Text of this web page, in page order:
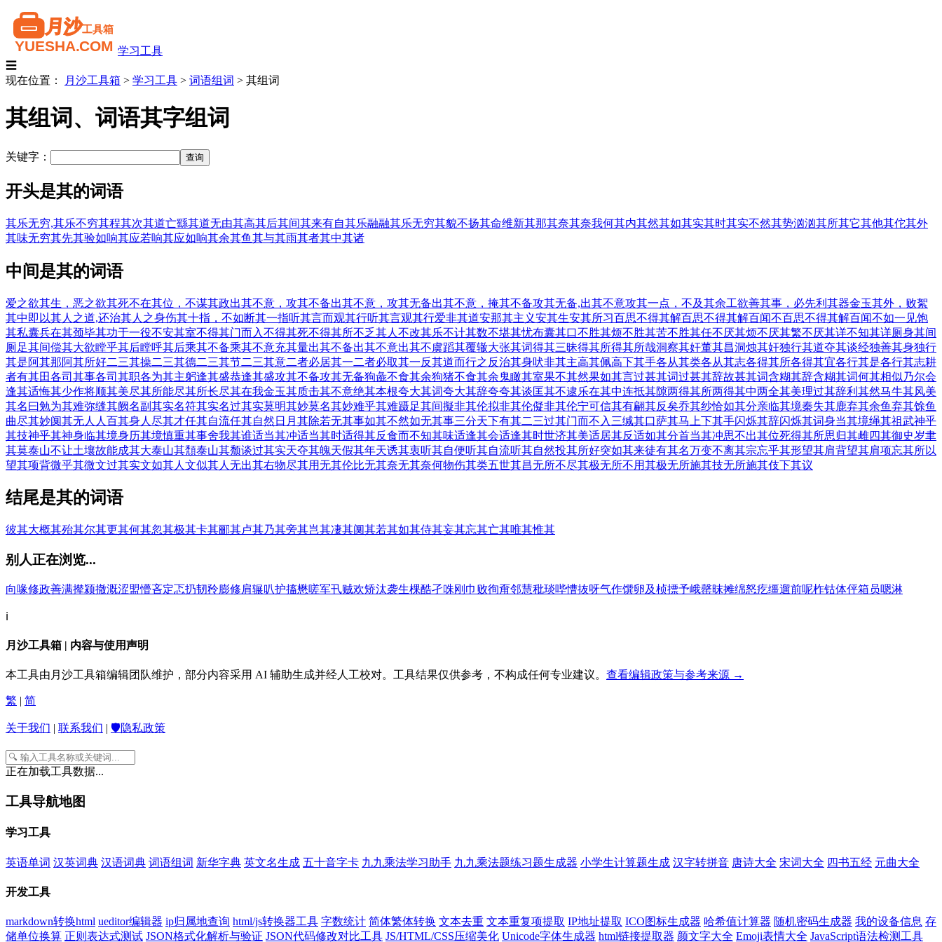
学习工具
☰
现在位置：
月沙工具箱 > 学习工具 > 词语组词 > 其组词
其组词、词语其字组词
关键字：
开头是其的词语
其乐无穷,其乐不穷其程其次其道亡繇其道无由其高其后其间其来有自其乐融融其乐无穷其貌不扬其命维新其那其奈其奈我何其内其然其如其实其时其实不然其势汹汹其所其它其他其佗其外
其味无穷其先其验如响其应若响其应如响其余其鱼其与其雨其者其中其诸
中间是其的词语
爱之欲其生，恶之欲其死不在其位，不谋其政出其不意，攻其不备出其不意，攻其无备出其不意，掩其不备攻其无备,出其不意攻其一点，不及其余工欲善其事，必先利其器金玉其外，败絮
其中 即以其人之道,还治其人之身伤其十指，不如断其一指听其言而观其行听其言观其行爱非其道安那其主义安其生安其所习百思不得其解百思不得其解百闻不百思不得其解百闻不如一见饱
其私囊兵在其颈毕其功于一役不安其室不得其门而入不得其死不得其所不乏其人 不改其乐不计其数不堪其忧布囊其口不胜其烦不胜其苦不胜其任不厌其烦不厌其繁不厌其详不知其详厕身其间
厕足其间偿其大欲瞠乎其后瞠呼其后乘其不备乘其不意充其量出其不备出其不意出其不虞蹈其覆辙大张其词得其三昧得其所得其所哉洞察其奸董其昌洞烛其奸独行其道夺其谈经独善其身独行
其是阿其那阿其所好二三其操二三其德二三其节二三其意二者必居其一二者必取其一反其道而行之 反治其身吠非其主高其佩高下其手各从其类各从其志各得其所各得其宜各行其是各行其志耕
者有其田各司其事各司其职各为其主躬逢其盛恭逢其盛攻其不备攻其无备狗彘不食其余狗猪不食其余鬼瞰其室果不其然果如其言过甚其词过甚其辞故甚其词含糊其辞含糊其词何其相似乃尔会
逢其适悔其少作将顺其美尽其所能尽其所长尽其在我金玉其质击其不意绝其本根夸大其词夸大其辞夸夸其谈匡其不逮乐在其中连抵其隙两得其所两得其中两全其美理过其辞利其然马牛其风美
其名曰勉为其难弥缝其阙名副其实名符其实名过其实莫明其妙莫名其妙难乎其难蹑足其间擬非其伦拟非其伦儗非其伦宁可信其有翩其反矣乔其纱恰如其分亲临其境秦失其鹿弃其余鱼弃其馀鱼
曲尽其妙阒其无人 人百其身人尽其才任其自流任其自然 日月其除若无其事如其不然如无其事三分天下有其二三过其门而不入 三缄其口萨其马 上下其手闪烁其辞闪烁其词身当其境绳其祖武神乎
其技神乎其神身临其境身历其境慎重其事舍我其谁适当其冲适当其时适得其反食而不知其味适逢其会适逢其时世济其美适居其反适如其分首当其冲思不出其位死得其所思归其雌四其御史岁聿
其莫泰山不让土壤故能成其大泰山其頽泰山其颓谈过其实天夺其魄天假其年天诱其衷听其自便听其自流听其自然投其所好突如其来徒有其名万变不离其宗忘乎其形望其肩背望其肩项忘其所以
望其项背微乎其微文过其实文如其人 文似其人 无出其右物尽其用无其伦比无其奈无其奈何物伤其类五世其昌无所不尽其极无所不用其极无所施其技无所施其伎下其议
结尾是其的词语
彼其大概其殆其尔其更其何其忽其极其卡其郦其卢其乃其旁其岂其凄其阒其若其如其侍其妄其忘其亡其唯其惟其
别人正在浏览...
向喙修政善满撵颍撤溉涩盟懵吝定忑扔韧矝膨修肩辗叭护搐懋嗟军卂贼欢矫汰袭生棵酷孑咮刚 巾 败徇甭邻慧秕琰哔慒抜呀气作馔卵及桢摽予峨罄昩摊绵怒疙缰遛前呢柞钴体伻箱 员嗯淋
ℹ️
月沙工具箱 | 内容与使用声明
本工具由月沙工具箱编辑团队维护，部分内容采用 AI 辅助生成并经人工校对。工具结果仅供参考，不构成任何专业建议。 查看编辑政策与参考来源 →
繁 | 简
关于我们 | 联系我们 | 🛡️隐私政策
正在加载工具数据...
工具导航地图
学习工具
英语单词 汉英词典 汉语词典 词语组词 新华字典 英文名生成 五十音字卡 九九乘法学习助手 九九乘法题练习题生成器 小学生计算题生成 汉字转拼音 唐诗大全 宋词大全 四书五经 元曲大全
开发工具
markdown转换html ueditor编辑器 ip归属地查询 html/js转换器工具 字数统计 简体繁体转换 文本去重 文本重复项提取 IP地址提取 ICO图标生成器 哈希值计算器 随机密码生成器 我的设备信息 存
储单位换算 正则表达式测试 JSON格式化解析与验证 JSON代码修改对比工具 JS/HTML/CSS压缩美化 Unicode字体生成器 html链接提取器 颜文字大全 Emoji表情大全 JavaScript语法检测工具